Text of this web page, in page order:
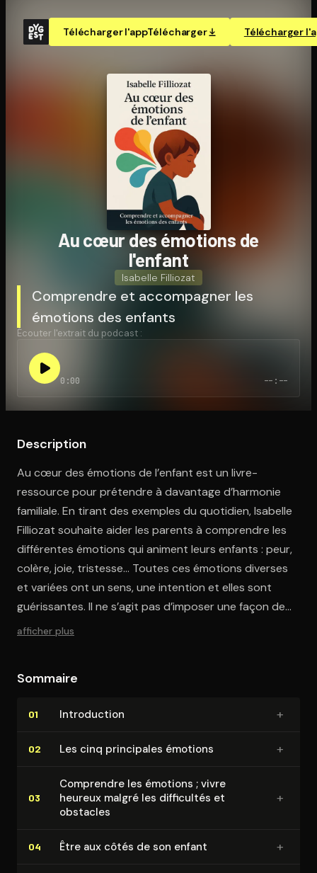
Télécharger l'appTélécharger Télécharger
Ouvre l'app Appareil photo, pointe sur le code. C'est gratuit à
Au cœur des émotions de
l'enfant
Isabelle Filliozat
Comprendre et accompagner les
émotions des enfants
Écouter l'extrait du podcast :
0:00 --:--
Description
Au cœur des émotions de l’enfant est un livre-
ressource pour prétendre à davantage d’harmonie
familiale. En tirant des exemples du quotidien, Isabelle
Filliozat souhaite aider les parents à comprendre les
différentes émotions qui animent leurs enfants : peur,
colère, joie, tristesse… Toutes ces émotions diverses
et variées ont un sens, une intention et elles sont
guérissantes. Il ne s’agit pas d’imposer une façon de
faire, mais plutôt d’éclairer, de dénouer les nœuds et
afficher plus
Sommaire
01 In­tro­duc­tion +
02 Les cinq principales émotions +
03
Comprendre les émotions ; vivre
heureux malgré les difficultés et
obstacles
+
04 Être aux côtés de son enfant +